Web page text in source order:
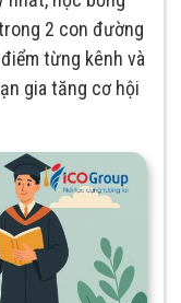
2 con đường
từng kênh và
gia tăng cơ hội